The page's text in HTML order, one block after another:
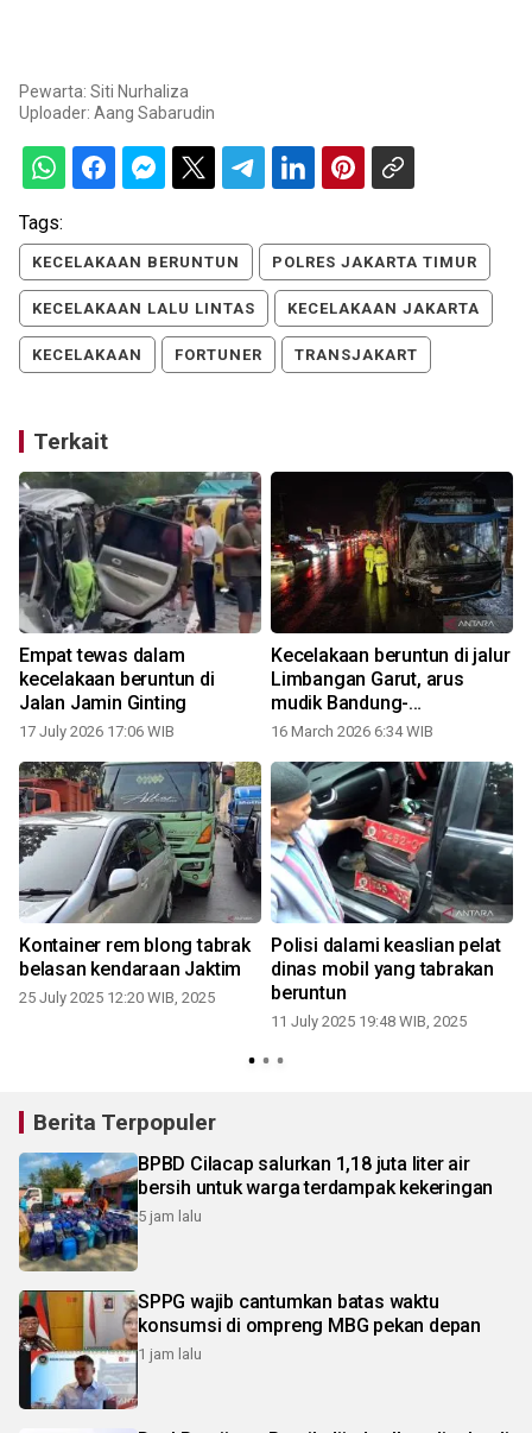
Pewarta: Siti Nurhaliza
Uploader: Aang Sabarudin
Tags:
KECELAKAAN BERUNTUN POLRES JAKARTA TIMUR
KECELAKAAN LALU LINTAS KECELAKAAN JAKARTA
KECELAKAAN FORTUNER TRANSJAKART
Terkait
Empat tewas dalam
kecelakaan beruntun di
Jalan Jamin Ginting
17 July 2026 17:06 WIB
Kecelakaan beruntun di jalur
Limbangan Garut, arus
mudik Bandung-
Tasikmalaya macet 3 km
16 March 2026 6:34 WIB
Kontainer rem blong tabrak
belasan kendaraan Jaktim
25 July 2025 12:20 WIB, 2025
Polisi dalami keaslian pelat
dinas mobil yang tabrakan
beruntun
11 July 2025 19:48 WIB, 2025
Berita Terpopuler
BPBD Cilacap salurkan 1,18 juta liter air
bersih untuk warga terdampak kekeringan
5 jam lalu
SPPG wajib cantumkan batas waktu
konsumsi di ompreng MBG pekan depan
1 jam lalu